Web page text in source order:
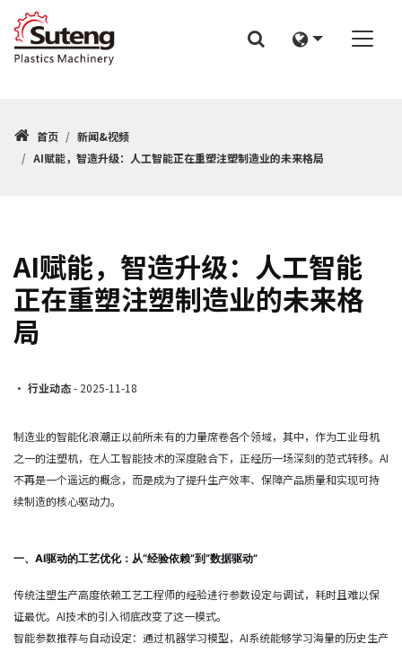
首页
新闻&视频
AI赋能，智造升级：人工智能正在重塑注塑制造业的未来格局
AI赋能，智造升级：人工智能
正在重塑注塑制造业的未来格
局
• 行业动态- 2025-11-18
制造业的智能化浪潮正以前所未有的力量席卷各个领域，其中，作为工业母机
之一的注塑机，在人工智能技术的深度融合下，正经历一场深刻的范式转移。AI
不再是一个遥远的概念，而是成为了提升生产效率、保障产品质量和实现可持
续制造的核心驱动力。
一、AI驱动的工艺优化：从“经验依赖”到“数据驱动”
传统注塑生产高度依赖工艺工程师的经验进行参数设定与调试，耗时且难以保
证最优。AI技术的引入彻底改变了这一模式。
智能参数推荐与自动设定：通过机器学习模型，AI系统能够学习海量的历史生产